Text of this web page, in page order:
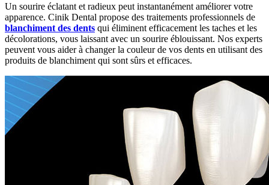
Un sourire éclatant et radieux peut instantanément améliorer votre
apparence. Cinik Dental propose des traitements professionnels de
blanchiment des dents qui éliminent efficacement les taches et les
décolorations, vous laissant avec un sourire éblouissant. Nos experts
peuvent vous aider à changer la couleur de vos dents en utilisant des
produits de blanchiment qui sont sûrs et efficaces.